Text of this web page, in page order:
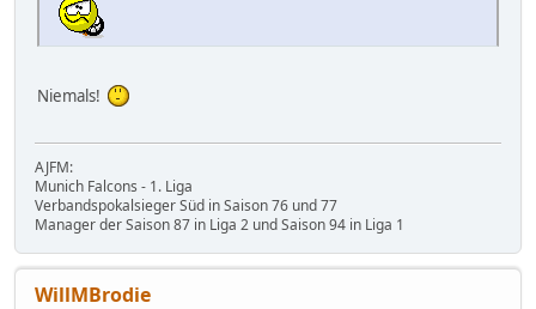
Niemals!
AJFM:
Munich Falcons - 1. Liga
Verbandspokalsieger Süd in Saison 76 und 77
Manager der Saison 87 in Liga 2 und Saison 94 in Liga 1
WillMBrodie